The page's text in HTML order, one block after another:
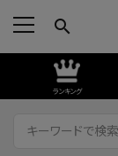
search
ランキング